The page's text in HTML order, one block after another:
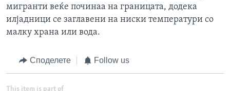
мигранти веќе починаа на границата, додека
илјадници се заглавени на ниски температури со
малку храна или вода.
Споделете Follow us
This item is part of